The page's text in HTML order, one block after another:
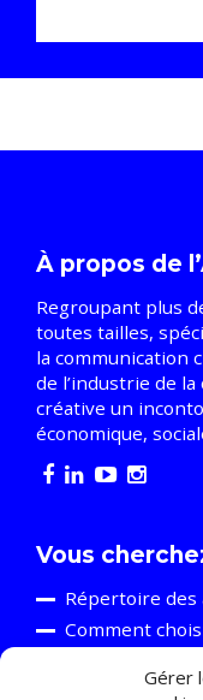
Gérer
À propos de
Regroupant plus
toutes tailles,
la communication
de l’industrie de
créative un
économique,
Vous
Répertoire des
Comment